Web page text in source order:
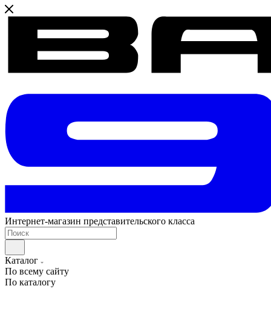
Интернет-магазин представительского класса
Каталог
По всему сайту
По каталогу